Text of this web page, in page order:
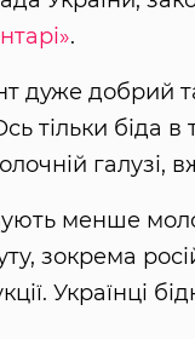
.
дуже добрий
тільки біда
галузі,
менше
зокрема
Українці